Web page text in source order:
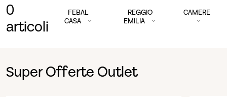
0
articoli
FEBAL
CASA
REGGIO
EMILIA
CAMERE
Super Offerte Outlet